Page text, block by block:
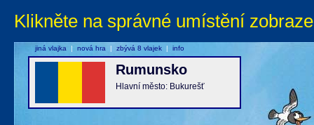
Klikněte na správné umístění
Rumunsko
Hlavní město: Bukurešť
jiná vlajka | nová hra | zbývá 8 vlajek | info